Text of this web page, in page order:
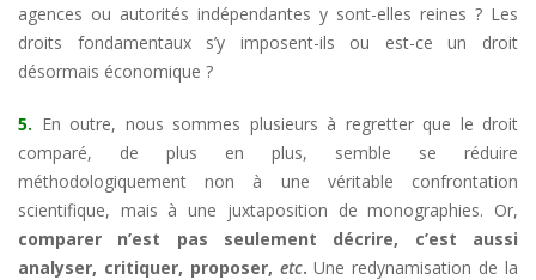
agences ou autorités indépendantes y sont-elles reines ? Les
droits fondamentaux s’y imposent-ils ou est-ce un droit
désormais économique ?
5. En outre, nous sommes plusieurs à regretter que le droit
comparé, de plus en plus, semble se réduire
méthodologiquement non à une véritable confrontation
scientifique, mais à une juxtaposition de monographies. Or,
comparer n’est pas seulement décrire, c’est aussi
analyser, critiquer, proposer, etc. Une redynamisation de la